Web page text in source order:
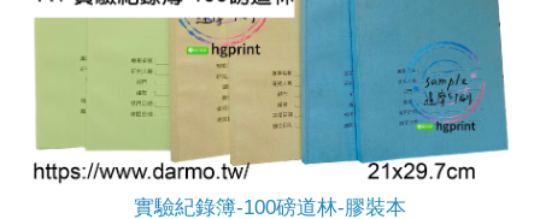
實驗紀錄簿-100磅道林-膠裝本